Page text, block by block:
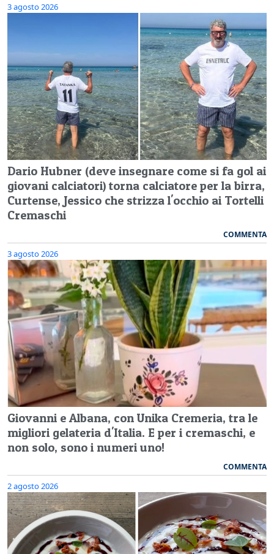
3 agosto 2026
Dario Hubner (deve insegnare come si fa gol ai
giovani calciatori) torna calciatore per la birra,
Curtense, Jessico che strizza l'occhio ai Tortelli
Cremaschi
COMMENTA
3 agosto 2026
Giovanni e Albana, con Unika Cremeria, tra le
migliori gelateria d'Italia. E per i cremaschi, e
non solo, sono i numeri uno!
COMMENTA
2 agosto 2026